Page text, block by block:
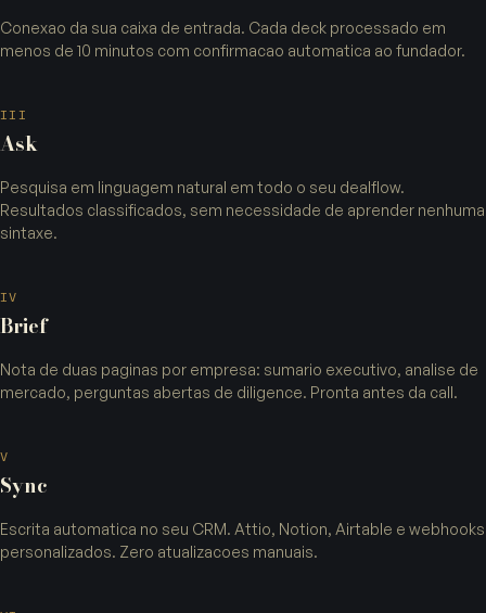
Conexao da sua caixa de entrada. Cada deck processado em
menos de 10 minutos com confirmacao automatica ao fundador.
III
Ask
Pesquisa em linguagem natural em todo o seu dealflow.
Resultados classificados, sem necessidade de aprender nenhuma
sintaxe.
IV
Brief
Nota de duas paginas por empresa: sumario executivo, analise de
mercado, perguntas abertas de diligence. Pronta antes da call.
V
Sync
Escrita automatica no seu CRM. Attio, Notion, Airtable e webhooks
personalizados. Zero atualizacoes manuais.